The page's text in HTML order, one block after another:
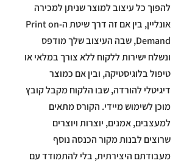
להפוך כל עיצוב למוצר שניתן למכירה
אונליין, בין אם זה דרך שיטת ה-Print on
Demand, שבה העיצוב שלך מודפס
ונשלח ישירות ללקוח ללא צורך במלאי או
טיפול בלוגיסטיקה, ובין אם כמוצר
דיגיטלי להורדה, שבו הלקוח מקבל קובץ
מוכן לשימוש מיידי. הקורס מתאים
למעצבים, אמנים, יוצרות ויוצרים
שרוצים לבנות מקור הכנסה נוסף
מעבודתם היצירתית, בלי להתמודד עם